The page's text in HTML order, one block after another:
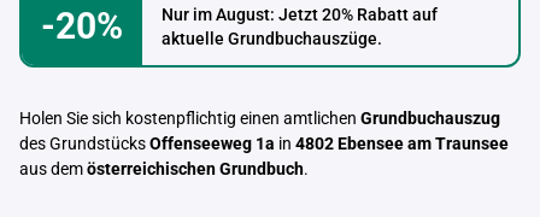
-20%
Nur im August: Jetzt 20% Rabatt auf
aktuelle Grundbuchauszüge.
Holen Sie sich kostenpflichtig einen amtlichen Grundbuchauszug
des GrundstücksOffenseeweg 1a in 4802 Ebensee am Traunsee
aus demösterreichischen Grundbuch.